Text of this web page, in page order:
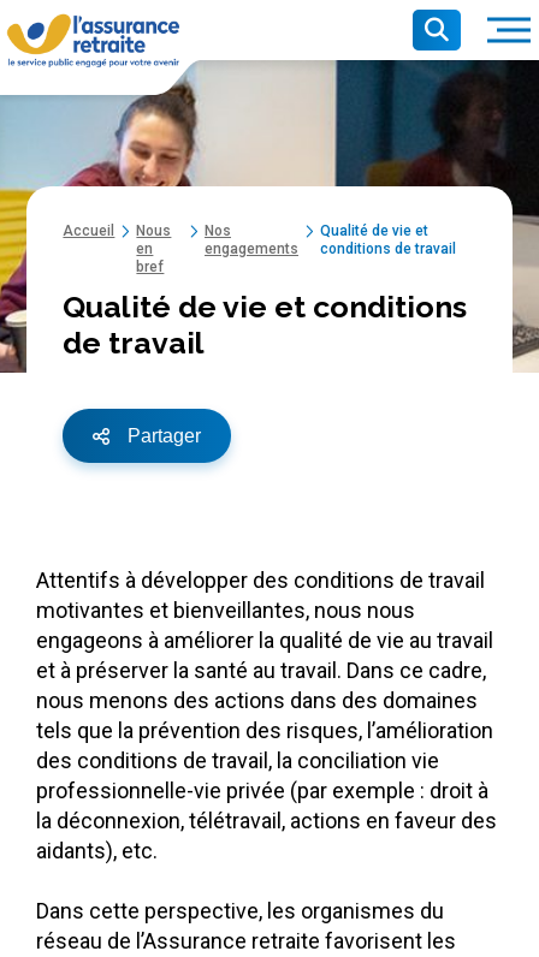
Recherche
Contenu principal Recherche
Accueil
Nous
en
bref
Nos
engagements
Qualité de vie et
conditions de travail
Qualité de vie et conditions
de travail
Partager
Attentifs à développer des conditions de travail
motivantes et bienveillantes, nous nous
engageons à améliorer la qualité de vie au travail
et à préserver la santé au travail. Dans ce cadre,
nous menons des actions dans des domaines
tels que la prévention des risques, l’amélioration
des conditions de travail, la conciliation vie
professionnelle-vie privée (par exemple : droit à
la déconnexion, télétravail, actions en faveur des
aidants), etc.
Dans cette perspective, les organismes du
réseau de l’Assurance retraite favorisent les
Panneau de gestion des cookies